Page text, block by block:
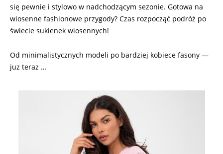
się pewnie i stylowo w nadchodzącym sezonie. Gotowa na
wiosenne fashionowe przygody? Czas rozpocząć podróż po
świecie sukienek wiosennych!
Od minimalistycznych modeli po bardziej kobiece fasony —
juz teraz …